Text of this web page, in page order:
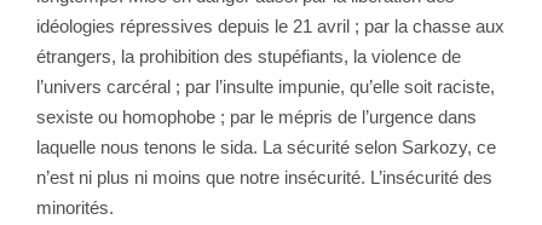
idéologies répressives depuis le 21 avril ; par la chasse aux
étrangers, la prohibition des stupéfiants, la violence de
l’univers carcéral ; par l’insulte impunie, qu’elle soit raciste,
sexiste ou homophobe ; par le mépris de l’urgence dans
laquelle nous tenons le sida. La sécurité selon Sarkozy, ce
n’est ni plus ni moins que notre insécurité. L’insécurité des
minorités.